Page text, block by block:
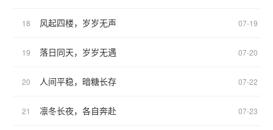
18 风起四楼，岁岁无声 07-19
19 落日同天，岁岁无遇 07-20
20 人间平稳，暗糖长存 07-22
21 凛冬长夜，各自奔赴 07-23